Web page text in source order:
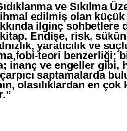
ve Sıkılma
edilmiş olan
ilginç sohbetlere
Endişe, risk,
yaratıcılık ve
teori benzerliği;
inanç ve engeller gibi,
saptamalarda
olasılıklardan en